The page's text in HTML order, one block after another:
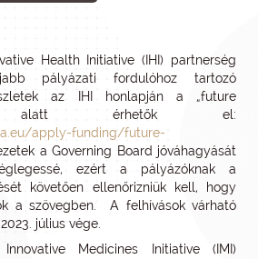
Health Initiative (IHI) partnerség
pályázati fordulóhoz tartozó
az IHI honlapján a „future
alatt érhetők el:
apply-funding/future-
a Governing Board jóváhagyását
ezért a pályázóknak a
követően ellenőrizniük kell, hogy
a szövegben. A felhívások várható
július vége.
Medicines Initiative (IMI)